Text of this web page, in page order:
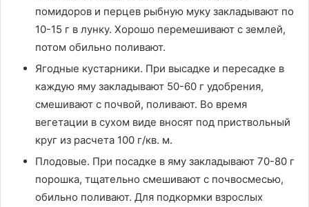
помидоров и перцев рыбную муку закладывают по
10-15 г в лунку. Хорошо перемешивают с землей,
потом обильно поливают.
Ягодные кустарники. При высадке и пересадке в
каждую яму закладывают 50-60 г удобрения,
смешивают с почвой, поливают. Во время
вегетации в сухом виде вносят под приствольный
круг из расчета 100 г/кв. м.
Плодовые. При посадке в яму закладывают 70-80 г
порошка, тщательно смешивают с почвосмесью,
обильно поливают. Для подкормки взрослых